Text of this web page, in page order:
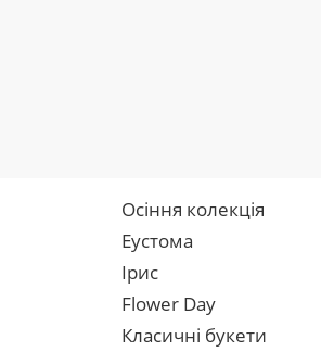
Осіння колекція
Еустома
Ірис
Flower Day
Класичні букети